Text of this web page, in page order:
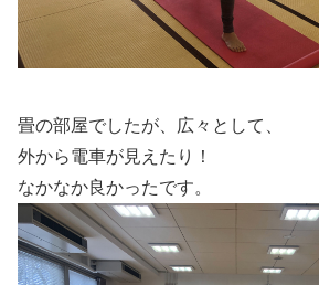
畳の部屋でしたが、広々として、
外から電車が見えたり！
なかなか良かったです。